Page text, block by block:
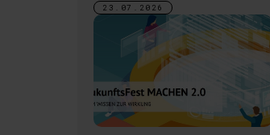
23.07.2026